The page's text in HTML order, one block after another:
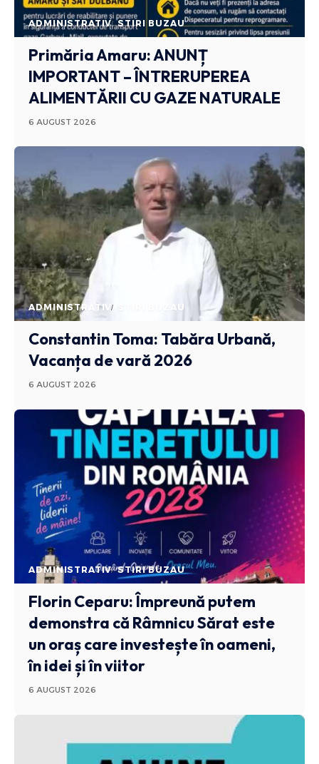
ADMINISTRATIV STIRI BUZAU
Primăria Amaru: ANUNȚ
IMPORTANT – ÎNTRERUPEREA
ALIMENTĂRII CU GAZE NATURALE
6 AUGUST 2026
ADMINISTRATIV STIRI BUZAU
Constantin Toma: Tabăra Urbană,
Vacanța de vară 2026
6 AUGUST 2026
ADMINISTRATIV STIRI BUZAU
Florin Ceparu: Împreună putem
demonstra că Râmnicu Sărat este
un oraș care investește în oameni,
în idei și în viitor
6 AUGUST 2026